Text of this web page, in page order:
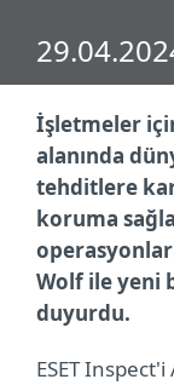
İşletmeler
alanında
tehditlere
koruma
Wolf ile yeni
duyurdu.
ESET